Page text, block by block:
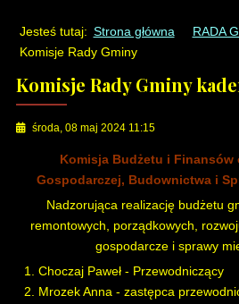
Jesteś tutaj: Strona główna
RADA
Komisje Rady Gminy
Komisje Rady Gminy
środa, 08 maj 2024 11:15
Komisja Budżetu i Finansów
Gospodarczej, Budownictwa i
Nadzorująca realizację budżetu
remontowych, porządkowych,
gospodarcze i sprawy
Choczaj Paweł - Przewodniczący
Mrozek Anna - zastępca